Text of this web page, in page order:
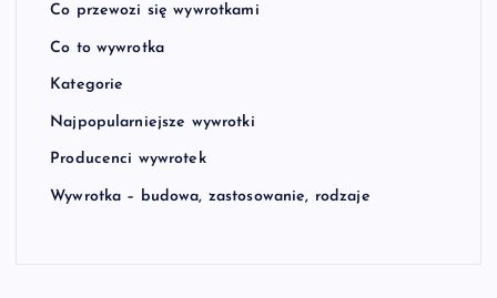
Co przewozi się wywrotkami
Co to wywrotka
Kategorie
Najpopularniejsze wywrotki
Producenci wywrotek
Wywrotka – budowa, zastosowanie, rodzaje